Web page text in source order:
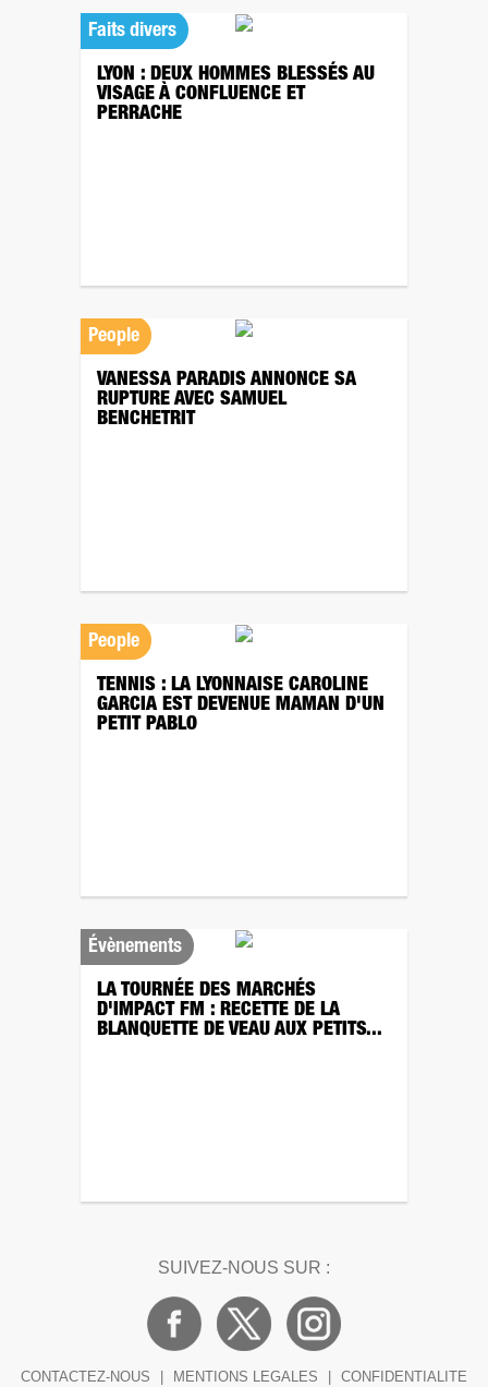
Faits divers
LYON : DEUX HOMMES BLESSÉS AU
VISAGE À CONFLUENCE ET
PERRACHE
People
VANESSA PARADIS ANNONCE SA
RUPTURE AVEC SAMUEL
BENCHETRIT
People
TENNIS : LA LYONNAISE CAROLINE
GARCIA EST DEVENUE MAMAN D'UN
PETIT PABLO
Évènements
LA TOURNÉE DES MARCHÉS
D'IMPACT FM : RECETTE DE LA
BLANQUETTE DE VEAU AUX PETITS...
SUIVEZ-NOUS SUR :
CONTACTEZ-NOUS MENTIONS LEGALES CONFIDENTIALITE